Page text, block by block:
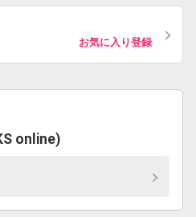
お気に入り登録
online)